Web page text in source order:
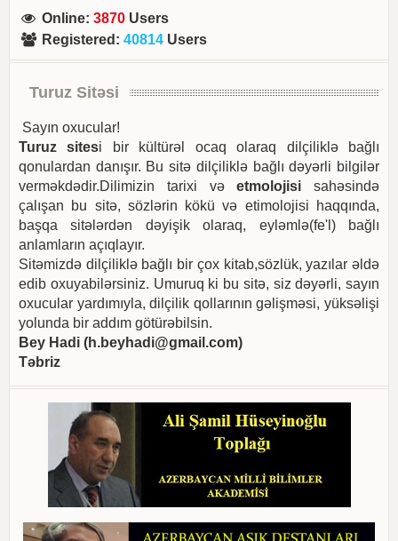
Online:3870 Users
Registered :40814 Users
Turuz Sitəsi
Sayın oxucular!
Turuz sitesi bir kültürəl ocaq olaraq dilçiliklə bağlı
qonulardan danışır. Bu sitə dilçiliklə bağlı dəyərli bilgilər
verməkdədir.Dilimizin tarixi vəetmolojisi sahəsində
çalışan bu sitə, sözlərin kökü və etimolojisi haqqında,
başqa sitələrdən dəyişik olaraq, eyləmlə(fe'l) bağlı
anlamların açıqlayır.
Sitəmizdə dilçiliklə bağlı bir çox kitab,sözlük, yazılar əldə
edib oxuyabilərsiniz. Umuruq ki bu sitə, siz dəyərli, sayın
oxucular yardımıyla, dilçilik qollarının gəlişməsi, yüksəlişi
yolunda bir addım götürəbilsin.
Bey Hadi (h.beyhadi@gmail.com)
Təbriz